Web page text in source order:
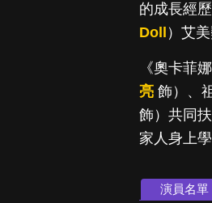
的成長經
Doll
）艾
《奧卡菲
亮 飾）、
飾）共同
家人身上學
演員名單